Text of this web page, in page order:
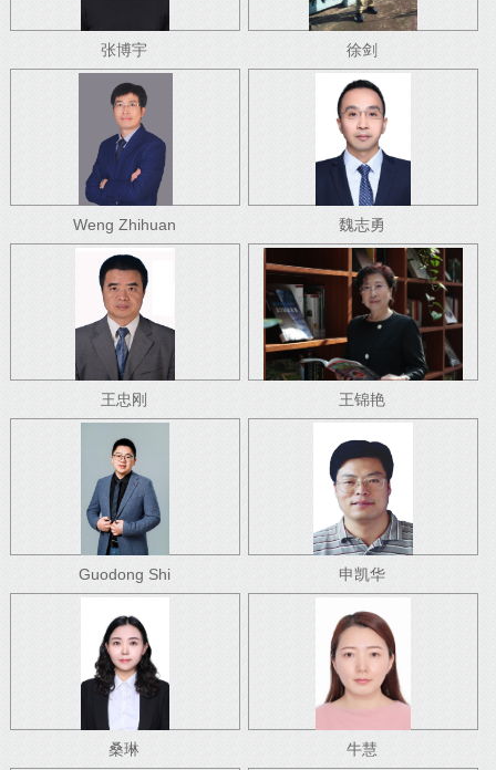
张博宇 徐剑
Weng Zhihuan 魏志勇
王忠刚 王锦艳
Guodong Shi 申凯华
桑琳 牛慧